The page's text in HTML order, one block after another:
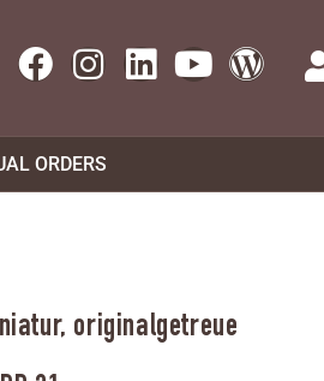
ORDERS
originalgetreue